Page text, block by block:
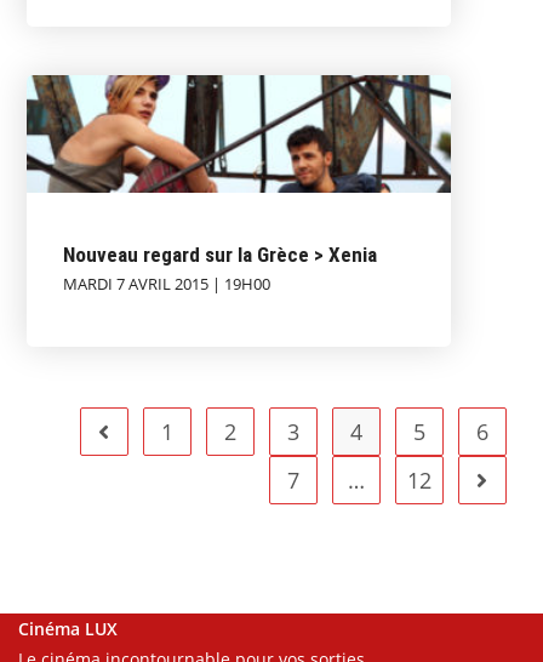
Nouveau regard sur la Grèce > Xenia
MARDI 7 AVRIL 2015 | 19H00
1 2 3 4 5
6
7
… 12
Cinéma LUX